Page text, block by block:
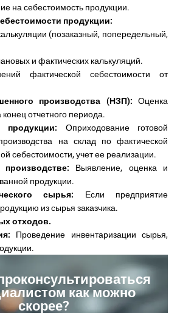
на себестоимость продукции.
продукции:
(позаказный, попередельный,
и фактических калькуляций.
фактической себестоимости от
производства (НЗП): Оценка
отчетного периода.
продукции: Оприходование готовой
на склад по фактической
себестоимости, учет ее реализации.
Выявление, оценка и
продукции.
сырья: Если предприятие
из сырья заказчика.
отходов.
Проведение инвентаризации сырья,
как можно
скорее?